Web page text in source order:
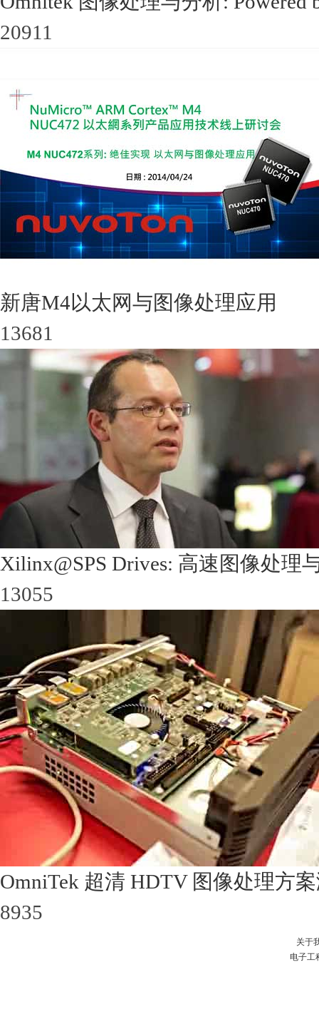
20911
新唐M4以太网与图像处理应用
13681
Xilinx@SPS Drives: 高速图像处理
13055
OmniTek 超清 HDTV 图像处理方
8935
关于
电子工